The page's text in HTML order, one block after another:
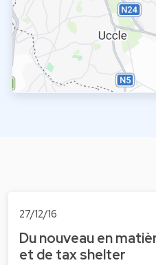
27/12/16
Du nouveau en
et de tax shelter